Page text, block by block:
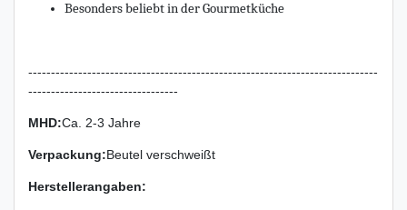
Besonders beliebt in der Gourmetküche
-----------------------------------------------------------------------------
---------------------------------
MHD:Ca. 2-3 Jahre
Verpackung:Beutel verschweißt
Herstellerangaben: